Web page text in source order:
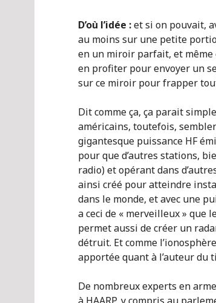
D’où l’idée :et si on pouvait,
au moins sur une petite
en un miroir parfait, et
en profiter pour envoyer un
sur ce miroir pour frapper
Dit comme ça, ça parait
américains, toutefois,
gigantesque puissance HF
pour que d’autres stations,
radio) et opérant dans
ainsi créé pour atteindre
dans le monde, et avec une
a ceci de « merveilleux » que
permet aussi de créer un
détruit. Et comme
apportée quant à l’auteur du
De nombreux experts en